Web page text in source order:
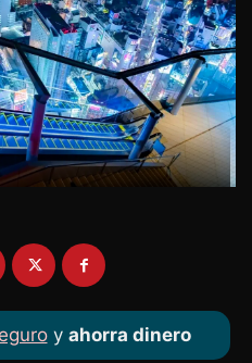
y ahorra dinero